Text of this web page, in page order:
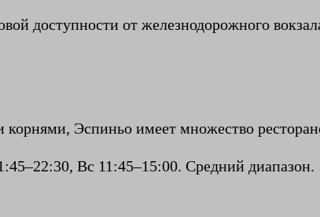
доступности от железнодорожного
Эспиньо имеет множество
Вс 11:45–15:00. Средний диапазон.